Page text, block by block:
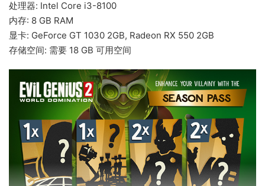
处理器: Intel Core i3-8100
内存: 8 GB RAM
显卡: GeForce GT 1030 2GB, Radeon RX 550 2GB
存储空间: 需要 18 GB 可用空间